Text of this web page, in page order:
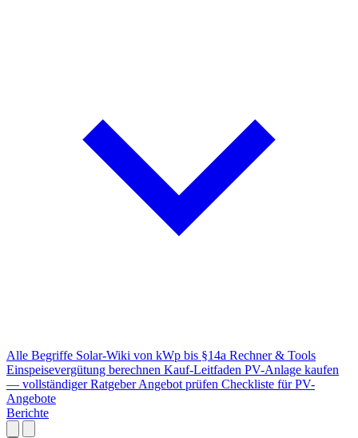
Alle Begriffe Solar-Wiki von kWp bis §14a Rechner & Tools
Einspeisevergütung berechnen Kauf-Leitfaden PV-Anlage kaufen
— vollständiger Ratgeber Angebot prüfen Checkliste für PV-
Angebote
Berichte